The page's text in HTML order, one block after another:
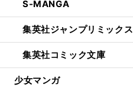
S-MANGA
集英社ジャンプリミックス
集英社コミック文庫
少女マンガ